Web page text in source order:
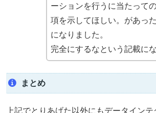
ーションを行うに当たって
項を示してほしい。があっ
になりました。
完全にするなという記載に
まとめ
上記でとりあげた以外にもデータイン